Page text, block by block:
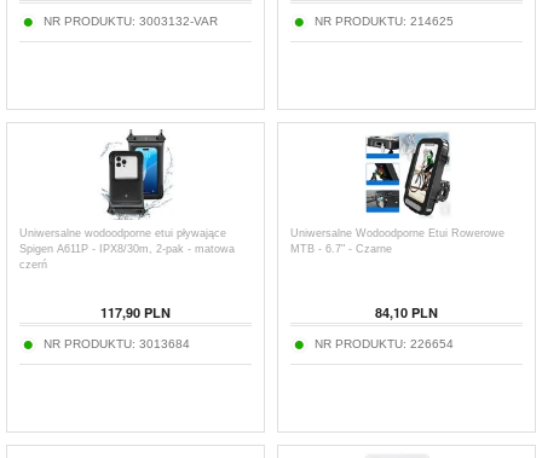
NR PRODUKTU: 3003132-VAR NR PRODUKTU: 214625
Uniwersalne wodoodporne etui pływające
Spigen A611P - IPX8/30m, 2-pak - matowa
czerń
117,90 PLN
NR PRODUKTU: 3013684
Uniwersalne Wodoodporne Etui Rowerowe
MTB - 6.7" - Czarne
84,10 PLN
NR PRODUKTU: 226654